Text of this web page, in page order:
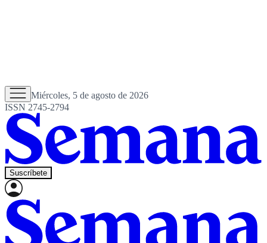
Miércoles, 5 de agosto de 2026
ISSN 2745-2794
Suscríbete